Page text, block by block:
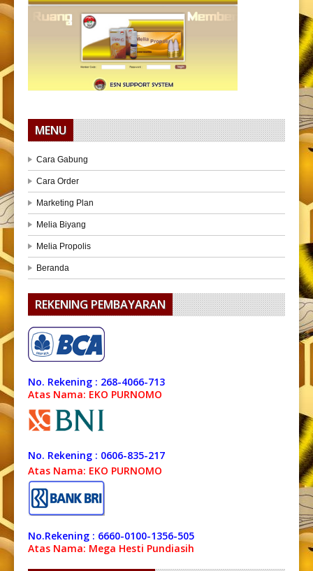
MENU
Cara Gabung
Cara Order
Marketing Plan
Melia Biyang
Melia Propolis
Beranda
REKENING PEMBAYARAN
No. Rekening : 268-4066-713
Atas Nama: EKO PURNOMO
No. Rekening : 0606-835-217
Atas Nama: EKO PURNOMO
No.Rekening : 6660-0100-1356-505
Atas Nama: Mega Hesti Pundiasih